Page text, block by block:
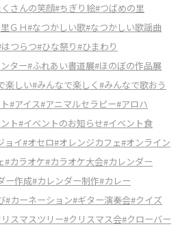
さんの笑顔#ちぎり絵#つばめの里
ＧＨ#なつかしい歌#なつかしい歌謡曲
つらつ#ひな祭り#ひまわり
ター#ふれあい書道展#ほのぼの作品展
楽しい#みんなで楽しく #みんなで歌おう
#アイス#アニマルセラピー#アロハ
ト#イベントのお知らせ#イベント食
ョイ#オセロ#オレンジカフェ#オンライン
#カラオケ#カラオケ大会#カレンダー
ー作成#カレンダー制作#カレー
#カーネーション#ギター演奏会#クイズ
スマスツリー#クリスマス会#クローバー